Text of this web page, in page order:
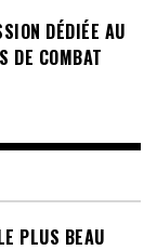
DÉDIÉE AU
DE COMBAT
PLUS BEAU